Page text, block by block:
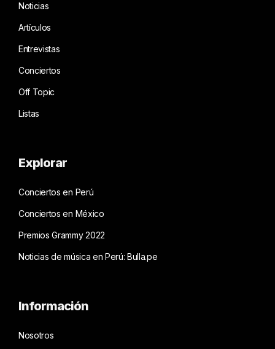
Noticias
Artículos
Entrevistas
Conciertos
Off Topic
Listas
Explorar
Conciertos en Perú
Conciertos en México
Premios Grammy 2022
Noticias de música en Perú: Bulla.pe
Información
Nosotros